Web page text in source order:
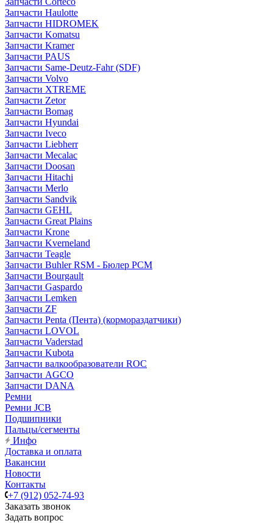
Запчасти Haulotte
Запчасти HIDROMEK
Запчасти Komatsu
Запчасти Kramer
Запчасти PAUS
Запчасти Same-Deutz-Fahr (SDF)
Запчасти Volvo
Запчасти XTREME
Запчасти Zetor
Запчасти Bomag
Запчасти Hyundai
Запчасти Iveco
Запчасти Liebherr
Запчасти Mecalac
Запчасти Doosan
Запчасти Hitachi
Запчасти Merlo
Запчасти Sandvik
Запчасти GEHL
Запчасти Great Plains
Запчасти Krone
Запчасти Kverneland
Запчасти Teagle
Запчасти Buhler RSM - Бюлер РСМ
Запчасти Bourgault
Запчасти Gaspardo
Запчасти Lemken
Запчасти ZF
Запчасти Penta (Пента) (кормораздатчики)
Запчасти LOVOL
Запчасти Vaderstad
Запчасти Kubota
Запчасти валкообразователи ROC
Запчасти AGCO
Запчасти DANA
Ремни
Ремни JCB
Подшипники
Пальцы/сегменты
Инфо
Доставка и оплата
Вакансии
Новости
Контакты
+7 (912) 052-74-93
Заказать звонок
Задать вопрос